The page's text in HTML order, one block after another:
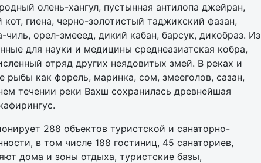
олень-хангул, пустынная антилопа джейран,
гиена, черно-золотистый таджикский фазан,
чиль, орел-змееед, дикий кабан, барсук, дикобраз. Из
для науки и медицины среднеазиатская кобра,
отряд других неядовитых змей. В реках и
рыбы как форель, маринка, сом, змееголов, сазан,
течении реки Вахш сохранилась древнейшая
288 объектов туристской и санаторно-
в том числе 188 гостиниц, 45 санаториев,
дома и зоны отдыха, туристские базы,